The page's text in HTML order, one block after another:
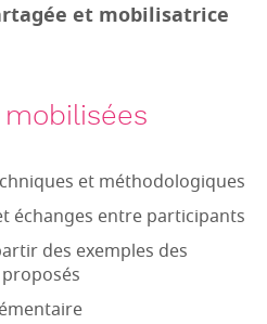
et mobilisatrice
et méthodologiques
échanges entre participants
des exemples des